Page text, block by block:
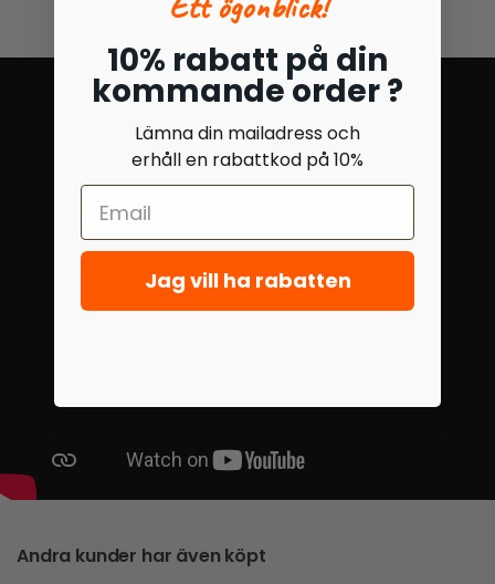
Andra kunder har även köpt
10% rabatt på din
kommande order ?
Lämna din mailadress och
erhåll en rabattkod på 10%
Jag vill ha rabatten